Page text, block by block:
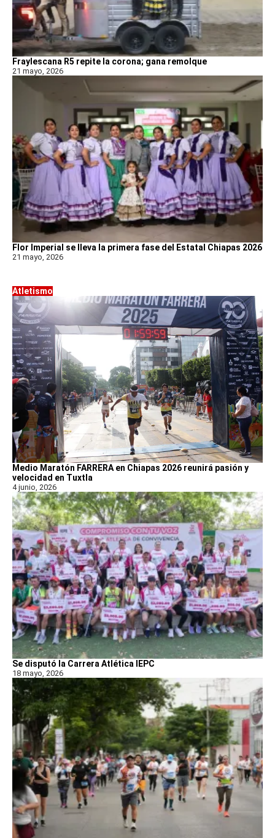
Fraylescana R5 repite la corona; gana remolque
21 mayo, 2026
Flor Imperial se lleva la primera fase del Estatal Chiapas 2026
21 mayo, 2026
Atletismo
Medio Maratón FARRERA en Chiapas 2026 reunirá pasión y
velocidad en Tuxtla
4 junio, 2026
Se disputó la Carrera Atlética IEPC
18 mayo, 2026